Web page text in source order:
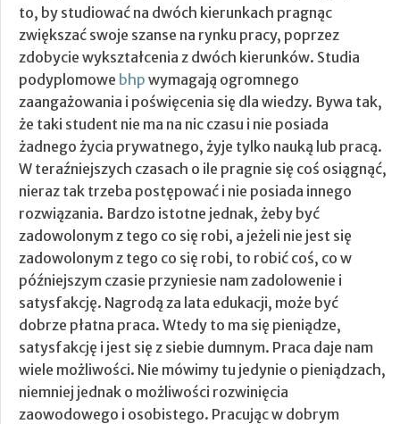
to, by studiować na dwóch kierunkach pragnąc
zwiększać swoje szanse na rynku pracy, poprzez
zdobycie wykształcenia z dwóch kierunków. Studia
podyplomowe bhp wymagają ogromnego
zaangażowania i poświęcenia się dla wiedzy. Bywa tak,
że taki student nie ma na nic czasu i nie posiada
żadnego życia prywatnego, żyje tylko nauką lub pracą.
W teraźniejszych czasach o ile pragnie się coś osiągnąć,
nieraz tak trzeba postępować i nie posiada innego
rozwiązania. Bardzo istotne jednak, żeby być
zadowolonym z tego co się robi, a jeżeli nie jest się
zadowolonym z tego co się robi, to robić coś, co w
późniejszym czasie przyniesie nam zadolowenie i
satysfakcję. Nagrodą za lata edukacji, może być
dobrze płatna praca. Wtedy to ma się pieniądze,
satysfakcję i jest się z siebie dumnym. Praca daje nam
wiele możliwości. Nie mówimy tu jedynie o pieniądzach,
niemniej jednak o możliwości rozwinięcia
zaowodowego i osobistego. Pracując w dobrym